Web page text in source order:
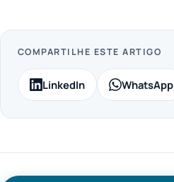
COMPARTILHE ESTE ARTIGO
LinkedIn WhatsApp